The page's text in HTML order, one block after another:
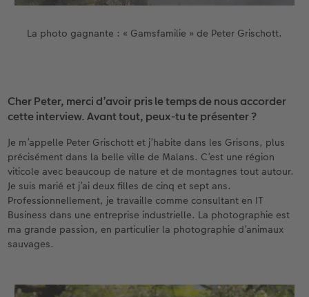
La photo gagnante : « Gamsfamilie » de Peter Grischott.
Cher Peter, merci d’avoir pris le temps de nous accorder
cette interview. Avant tout, peux-tu te présenter ?
Je m’appelle Peter Grischott et j’habite dans les Grisons, plus
précisément dans la belle ville de Malans. C’est une région
viticole avec beaucoup de nature et de montagnes tout autour.
Je suis marié et j’ai deux filles de cinq et sept ans.
Professionnellement, je travaille comme consultant en IT
Business dans une entreprise industrielle. La photographie est
ma grande passion, en particulier la photographie d’animaux
sauvages.